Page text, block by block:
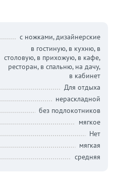
с ножками, дизайнерские
в гостиную, в кухню, в
столовую, в прихожую, в кафе,
ресторан, в спальню, на дачу,
в кабинет
Для отдыха
нераскладной
без подлокотников
мягкое
Нет
мягкая
средняя